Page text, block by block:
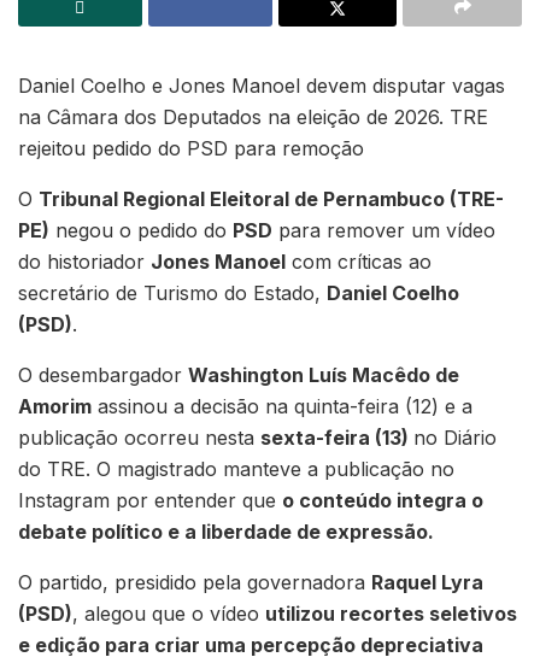
Daniel Coelho e Jones Manoel devem disputar vagas
na Câmara dos Deputados na eleição de 2026. TRE
rejeitou pedido do PSD para remoção
O Tribunal Regional Eleitoral de Pernambuco (TRE-
PE) negou o pedido do PSD para remover um vídeo
do historiador Jones Manoel com críticas ao
secretário de Turismo do Estado, Daniel Coelho
(PSD).
O desembargador Washington Luís Macêdo de
Amorim assinou a decisão na quinta-feira (12) e a
publicação ocorreu nesta sexta-feira (13) no Diário
do TRE. O magistrado manteve a publicação no
Instagram por entender que o conteúdo integra o
debate político e a liberdade de expressão.
O partido, presidido pela governadora Raquel Lyra
(PSD), alegou que o vídeo utilizou recortes seletivos
e edição para criar uma percepção depreciativa